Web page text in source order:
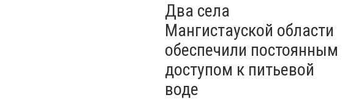
Два села
Мангистауской области
обеспечили постоянным
доступом к питьевой
воде